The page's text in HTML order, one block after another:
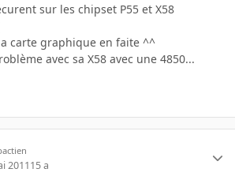
sur les chipset P55 et X58
carte graphique en faite ^^
avec sa X58 avec une 4850...
201115 a